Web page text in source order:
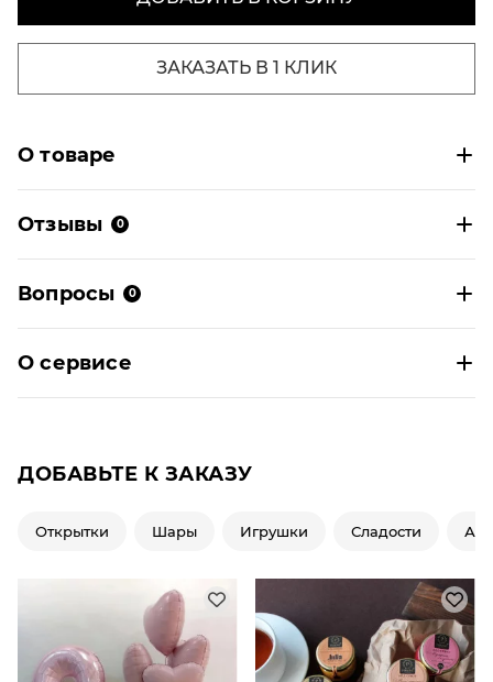
ЗАКАЗАТЬ В 1 КЛИК
О товаре
Отзывы 0
Вопросы 0
О сервисе
ДОБАВЬТЕ К ЗАКАЗУ
Открытки Шары Игрушки Сладости